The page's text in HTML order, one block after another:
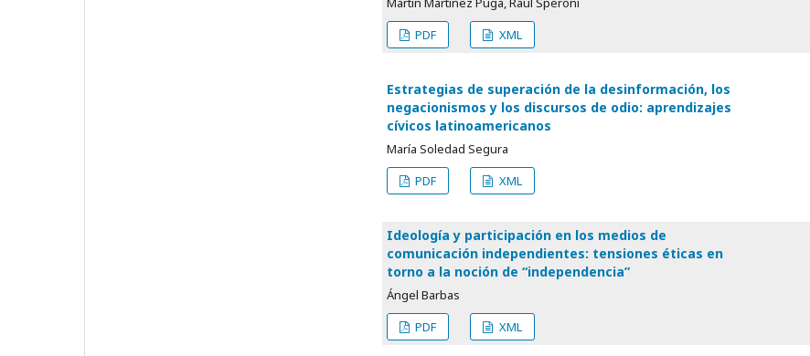
PDF
XML
Estrategias de superación de la desinformación, los
negacionismos y los discursos de odio: aprendizajes
cívicos latinoamericanos
María Soledad Segura
PDF
XML
Ideología y participación en los medios de
comunicación independientes: tensiones éticas en
torno a la noción de “independencia”
Ángel Barbas
PDF
XML